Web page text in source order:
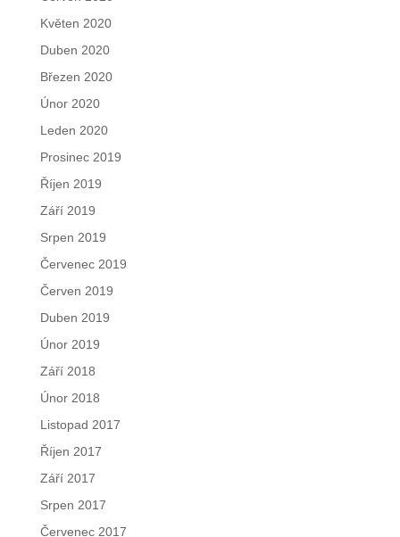
Květen 2020
Duben 2020
Březen 2020
Únor 2020
Leden 2020
Prosinec 2019
Říjen 2019
Září 2019
Srpen 2019
Červenec 2019
Červen 2019
Duben 2019
Únor 2019
Září 2018
Únor 2018
Listopad 2017
Říjen 2017
Září 2017
Srpen 2017
Červenec 2017